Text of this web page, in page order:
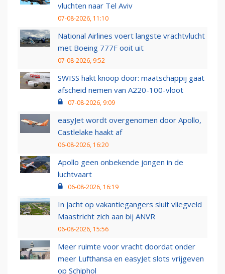
vluchten naar Tel Aviv
07-08-2026, 11:10
National Airlines voert langste vrachtvlucht
met Boeing 777F ooit uit
07-08-2026, 9:52
SWISS hakt knoop door: maatschappij gaat
afscheid nemen van A220-100-vloot
07-08-2026, 9:09
easyJet wordt overgenomen door Apollo,
Castlelake haakt af
06-08-2026, 16:20
Apollo geen onbekende jongen in de
luchtvaart
06-08-2026, 16:19
In jacht op vakantiegangers sluit vliegveld
Maastricht zich aan bij ANVR
06-08-2026, 15:56
Meer ruimte voor vracht doordat onder
meer Lufthansa en easyJet slots vrijgeven
op Schiphol